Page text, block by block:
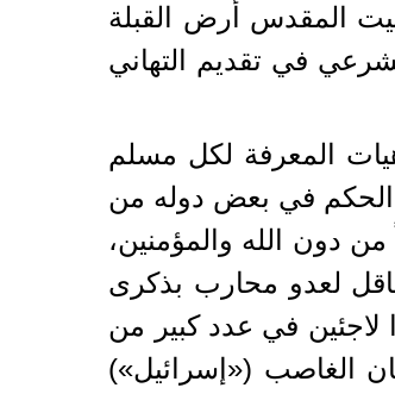
المقدس أرض القبلة
في تقديم التهاني
المعرفة لكل مسلم
الحكم في بعض دوله من
دون الله والمؤمنين،
لعدو محارب بذكرى
لاجئين في عدد كبير من
الغاصب («إسرائيل»)